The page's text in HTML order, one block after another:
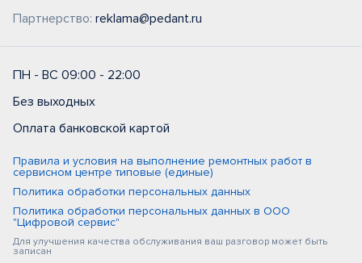
Партнерство: reklama@pedant.ru
ПН - ВС 09:00 - 22:00
Без выходных
Оплата банковской картой
Правила и условия на выполнение ремонтных работ в
сервисном центре типовые (единые)
Политика обработки персональных данных
Политика обработки персональных данных в ООО
"Цифровой сервис"
Для улучшения качества обслуживания ваш разговор может быть
записан